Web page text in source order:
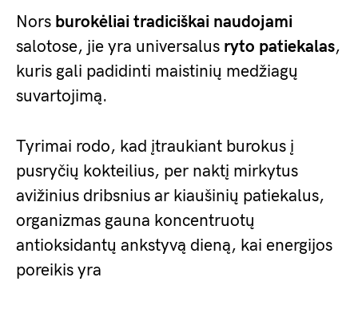
Nors burokėliai tradiciškai naudojami
salotose, jie yra universalus ryto patiekalas,
kuris gali padidinti maistinių medžiagų
suvartojimą.
Tyrimai rodo, kad įtraukiant burokus į
pusryčių kokteilius, per naktį mirkytus
avižinius dribsnius ar kiaušinių patiekalus,
organizmas gauna koncentruotų
antioksidantų ankstyvą dieną, kai energijos
poreikis yra